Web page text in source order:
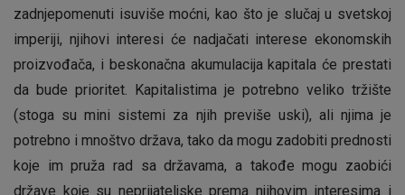
zadnjepomenuti isuviše moćni, kao što je slučaj u svetskoj
imperiji, njihovi interesi će nadjačati interese ekonomskih
proizvođača, i beskonačna akumulacija kapitala će prestati
da bude prioritet. Kapitalistima je potrebno veliko tržište
(stoga su mini sistemi za njih previše uski), ali njima je
potrebno i mnoštvo država, tako da mogu zadobiti prednosti
koje im pruža rad sa državama, a takođe mogu zaobići
države koje su neprijateljske prema njihovim interesima i